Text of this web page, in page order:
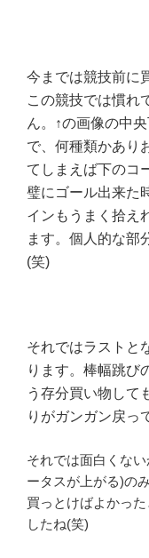
今までは競技前に
この競技では慣れ
ん。↑の画像の中
で、何種類かあり
てしまえば下のコ
璧にゴール出来た
インもうまく拾え
ます。個人的な部
(笑)
それではラストと
ります。棒幅跳び
う存分買い物して
りがガンガン戻っ
それでは面白くな
ータスが上がる)の
買っとけばよかっ
したね(笑)